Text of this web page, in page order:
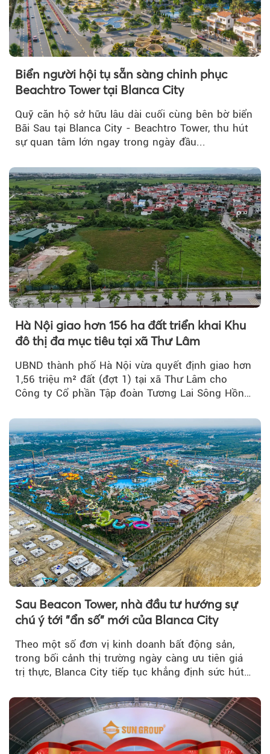
Biển người hội tụ sẵn sàng chinh phục
Beachtro Tower tại Blanca City
Quỹ căn hộ sở hữu lâu dài cuối cùng bên bờ biển
Bãi Sau tại Blanca City - Beachtro Tower, thu hút
sự quan tâm lớn ngay trong ngày đầu...
Hà Nội giao hơn 156 ha đất triển khai Khu
đô thị đa mục tiêu tại xã Thư Lâm
UBND thành phố Hà Nội vừa quyết định giao hơn
1,56 triệu m² đất (đợt 1) tại xã Thư Lâm cho
Công ty Cổ phần Tập đoàn Tương Lai Sông Hồng
Sau Beacon Tower, nhà đầu tư hướng sự
chú ý tới "ẩn số" mới của Blanca City
Theo một số đơn vị kinh doanh bất động sản,
trong bối cảnh thị trường ngày càng ưu tiên giá
trị thực, Blanca City tiếp tục khẳng định sức hút